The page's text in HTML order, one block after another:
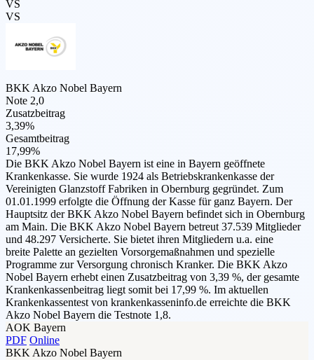
VS
VS
BKK Akzo Nobel Bayern
Note 2,0
Zusatzbeitrag
3,39%
Gesamtbeitrag
17,99%
Die BKK Akzo Nobel Bayern ist eine in Bayern geöffnete
Krankenkasse. Sie wurde 1924 als Betriebskrankenkasse der
Vereinigten Glanzstoff Fabriken in Obernburg gegründet. Zum
01.01.1999 erfolgte die Öffnung der Kasse für ganz Bayern. Der
Hauptsitz der BKK Akzo Nobel Bayern befindet sich in Obernburg
am Main. Die BKK Akzo Nobel Bayern betreut 37.539 Mitglieder
und 48.297 Versicherte. Sie bietet ihren Mitgliedern u.a. eine
breite Palette an gezielten Vorsorgemaßnahmen und spezielle
Programme zur Versorgung chronisch Kranker. Die BKK Akzo
Nobel Bayern erhebt einen Zusatzbeitrag von 3,39 %, der gesamte
Krankenkassenbeitrag liegt somit bei 17,99 %. Im aktuellen
Krankenkassentest von krankenkasseninfo.de erreichte die BKK
Akzo Nobel Bayern die Testnote 1,8.
AOK Bayern
PDF Online
BKK Akzo Nobel Bayern